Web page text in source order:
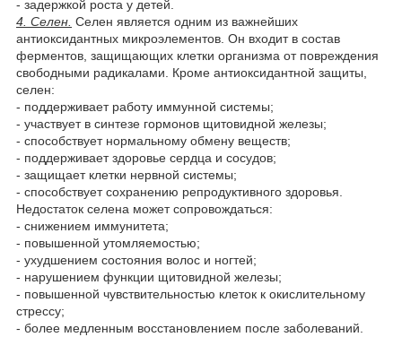
- задержкой роста у детей.
4. Селен. Селен является одним из важнейших
антиоксидантных микроэлементов. Он входит в состав
ферментов, защищающих клетки организма от повреждения
свободными радикалами. Кроме антиоксидантной защиты,
селен:
- поддерживает работу иммунной системы;
- участвует в синтезе гормонов щитовидной железы;
- способствует нормальному обмену веществ;
- поддерживает здоровье сердца и сосудов;
- защищает клетки нервной системы;
- способствует сохранению репродуктивного здоровья.
Недостаток селена может сопровождаться:
- снижением иммунитета;
- повышенной утомляемостью;
- ухудшением состояния волос и ногтей;
- нарушением функции щитовидной железы;
- повышенной чувствительностью клеток к окислительному
стрессу;
- более медленным восстановлением после заболеваний.